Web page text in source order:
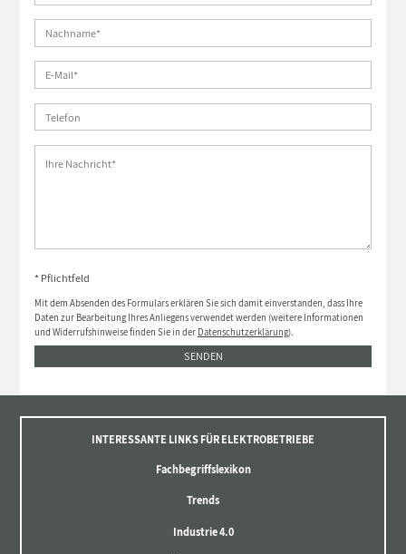
* Pflichtfeld
Mit dem Absenden des Formulars erklären Sie sich damit einverstanden, dass Ihre
Daten zur Bearbeitung Ihres Anliegens verwendet werden (weitere Informationen
und Widerrufshinweise finden Sie in der Datenschutzerklärung).
SENDEN
INTERESSANTE LINKS FÜR ELEKTROBETRIEBE
Fachbegriffslexikon
Trends
Industrie 4.0